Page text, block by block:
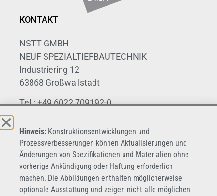
KONTAKT
NSTT GMBH
NEUF SPEZIALTIEFBAUTECHNIK
Industriering 12
63868 Großwallstadt
Tel.: +49 6022 709192-0
E-Mail: info@nstt.de
Hinweis: Konstruktionsentwicklungen und
Prozessverbesserungen können Aktualisierungen und
Änderungen von Spezifikationen und Materialien ohne
vorherige Ankündigung oder Haftung erforderlich
machen. Die Abbildungen enthalten möglicherweise
optionale Ausstattung und zeigen nicht alle möglichen